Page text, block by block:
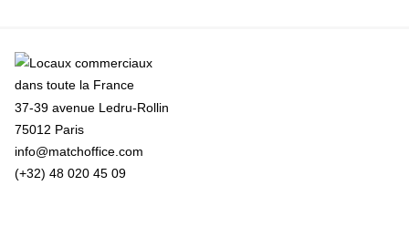
37-39 avenue Ledru-Rollin
75012 Paris
info@matchoffice.com
(+32) 48 020 45 09